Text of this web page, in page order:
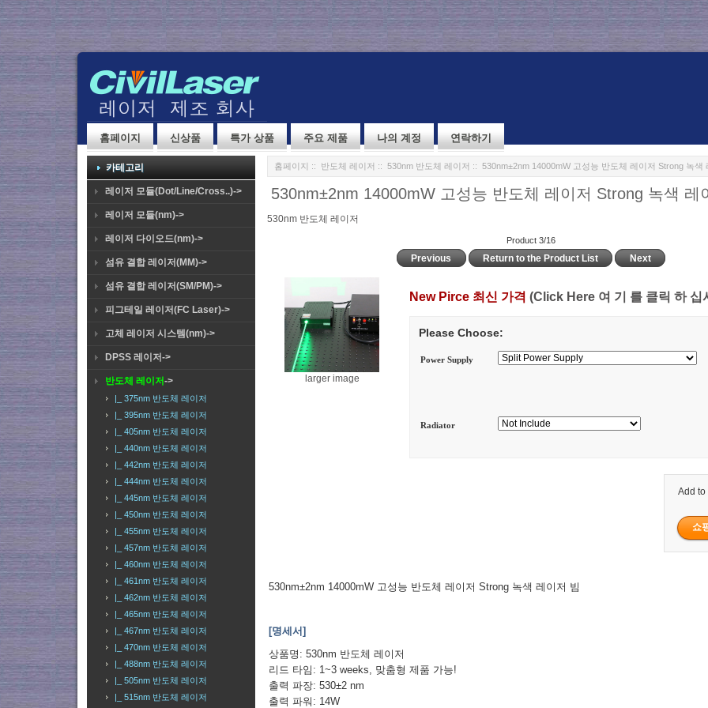
홈페이지 신상품 특가 상품 주요 제품 나의 계정 연락하기
카테고리
레이저 모듈(Dot/Line/Cross..)->
레이저 모듈(nm)->
레이저 다이오드(nm)->
섬유 결합 레이저(MM)->
섬유 결합 레이저(SM/PM)->
피그테일 레이저(FC Laser)->
고체 레이저 시스템(nm)->
DPSS 레이저->
반도체 레이저->
|_ 375nm 반도체 레이저
|_ 395nm 반도체 레이저
|_ 405nm 반도체 레이저
|_ 440nm 반도체 레이저
|_ 442nm 반도체 레이저
|_ 444nm 반도체 레이저
|_ 445nm 반도체 레이저
|_ 450nm 반도체 레이저
|_ 455nm 반도체 레이저
|_ 457nm 반도체 레이저
|_ 460nm 반도체 레이저
|_ 461nm 반도체 레이저
|_ 462nm 반도체 레이저
|_ 465nm 반도체 레이저
|_ 467nm 반도체 레이저
|_ 470nm 반도체 레이저
|_ 488nm 반도체 레이저
|_ 505nm 반도체 레이저
|_ 515nm 반도체 레이저
홈페이지 :: 반도체 레이저 :: 530nm 반도체 레이저 :: 530nm±2nm 14000mW 고성능 반도체 레이저 Strong 녹색
530nm±2nm 14000mW 고성능 반도체 레이저 Strong 녹색 레
530nm 반도체 레이저
Product 3/16
Previous Return to the Product List Next
larger image
New Pirce 최신 가격 (Click Here 여 기 를 클릭 하 십
Please Choose:
Power Supply
Radiator
Add
530nm±2nm 14000mW 고성능 반도체 레이저 Strong 녹색 레이저 빔
[명세서]
상품명: 530nm 반도체 레이저
리드 타임: 1~3 weeks, 맞춤형 제품 가능!
출력 파장: 530±2 nm
출력 파워: 14W